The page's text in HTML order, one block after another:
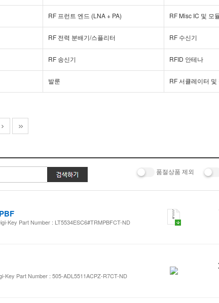
RF 프런트 엔드 (LNA + PA) RF Misc IC 및 모
RF 전력 분배기/스플리터 RF 수신기
RF 송신기 RFID 안테나
발룬 RF 서큘레이터 및
품절상품 제외
Key Part Number : LT5534ESC6#TRMPBFCT-ND
Key Part Number : 505-ADL5511ACPZ-R7CT-ND